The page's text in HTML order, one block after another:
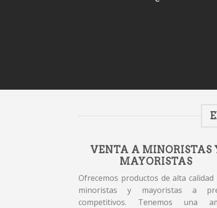
VENTA A MINORISTAS
MAYORISTAS
Ofrecemos productos de alta calidad
minoristas y mayoristas a
competitivos. Tenemos una